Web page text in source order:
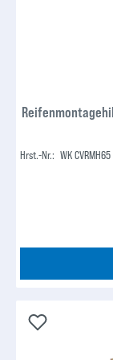
Hrst.-Nr.: WK CVRMH65